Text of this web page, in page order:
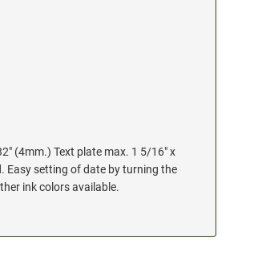
(4mm.) Text plate max. 1 5/16" x
Easy setting of date by turning the
ink colors available.